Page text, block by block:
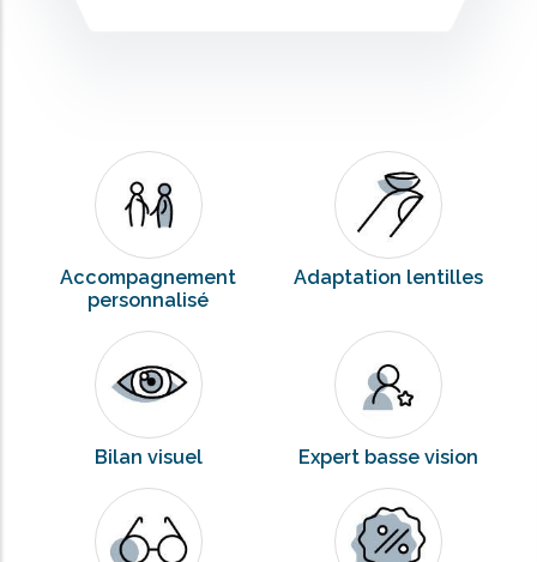
Accompagnement
personnalisé
Adaptation lentilles
Bilan visuel Expert basse vision